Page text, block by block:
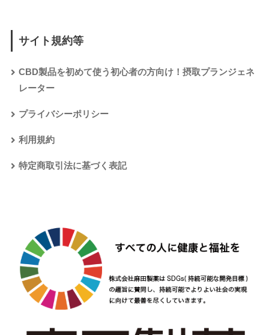
サイト規約等
CBD製品を初めて使う初心者の方向け！摂取プランジェネ
レーター
プライバシーポリシー
利用規約
特定商取引法に基づく表記